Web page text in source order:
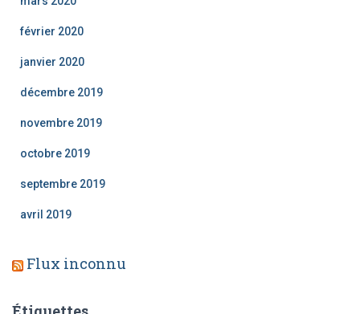
février 2020
janvier 2020
décembre 2019
novembre 2019
octobre 2019
septembre 2019
avril 2019
Flux inconnu